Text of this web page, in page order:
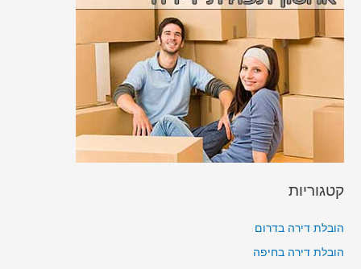
קטגוריות
הובלת דירה בדרום
הובלת דירה בחיפה